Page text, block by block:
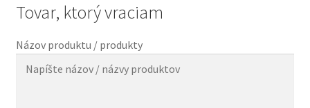
Tovar, ktorý vraciam
Názov produktu / produkty